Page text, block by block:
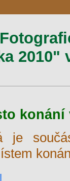
2010"
konání
je